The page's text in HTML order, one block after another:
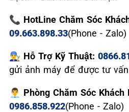
📞 HotLine Chăm Sóc
09.663.898.33(Phone - Zalo)
👨‍🔧 Hỗ Trợ Kỹ Thuật:
gửi ảnh máy để được tư
👨‍💼 Phòng Chăm Sóc Khách
0986.858.922(Phone - Zalo)